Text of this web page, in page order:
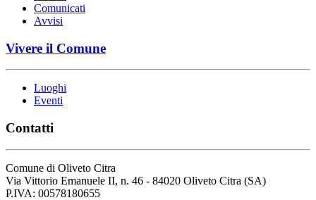
Comunicati
Avvisi
Vivere il Comune
Luoghi
Eventi
Contatti
Comune di Oliveto Citra
Via Vittorio Emanuele II, n. 46 - 84020 Oliveto Citra (SA)
P.IVA: 00578180655